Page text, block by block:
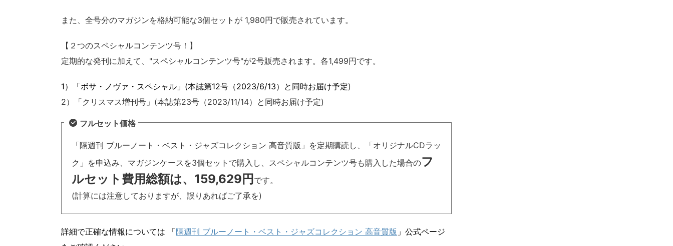
また、全号分のマガジンを格納可能な3個セットが 1,980円で販売されています。
【２つのスペシャルコンテンツ号！】
定期的な発刊に加えて、"スペシャルコンテンツ号"が2号販売されます。各1,499円です。
1）「ボサ・ノヴァ・スペシャル」(本誌第12号（2023/6/13）と同時お届け予定)
2）「クリスマス増刊号」(本誌第23号（2023/11/14）と同時お届け予定)
フルセット価格
「隔週刊 ブルーノート・ベスト・ジャズコレクション 高音質版」を定期購読し、「オリジナルCDラッ
ク」を申込み、マガジンケースを3個セットで購入し、スペシャルコンテンツ号も購入した場合のフ
ルセット費用総額は、159,629円 です。
(計算には注意しておりますが、誤りあればご了承を)
詳細で正確な情報については 「隔週刊 ブルーノート・ベスト・ジャズコレクション 高音質版 」公式ページ